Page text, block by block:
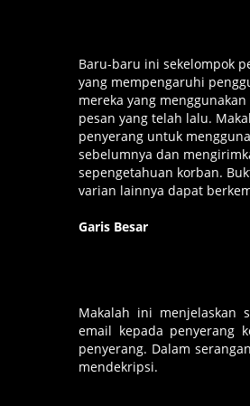
Baru-baru ini sekelompok
yang mempengaruhi
mereka yang
pesan yang telah lalu.
penyerang untuk
sebelumnya dan
sepengetahuan korban.
varian lainnya dapat
Garis Besar
Makalah ini menjelaskan
email kepada penyerang
penyerang. Dalam
mendekripsi.